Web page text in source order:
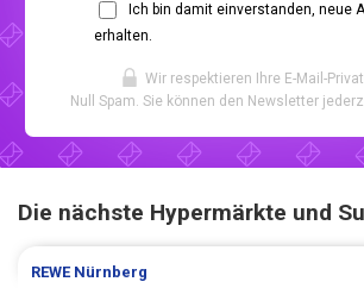
Ich bin damit einverstanden, neue
erhalten.
Wir respektieren Ihre E-Mail-
Null Spam. Sie können den Newsletter
Die nächste Hypermärkte und
REWE Nürnberg